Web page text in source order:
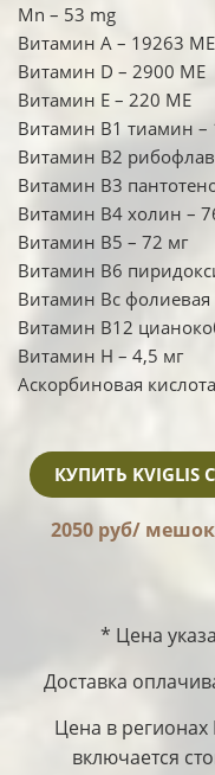
Mn – 53 mg
Витамин А – 19263 МЕ
Витамин D – 2900 МЕ
Витамин Е – 220 МЕ
Витамин В1 тиамин –
Витамин В2
Витамин В3
Витамин В4 холин –
Витамин В5 – 72 мг
Витамин В6
Витамин Вс фолиевая
Витамин В12
Витамин Н – 4,5 мг
Аскорбиновая
КУПИТЬ KVIGLIS
2050 руб/
* Цена
Доставка
Цена в регионах
включается